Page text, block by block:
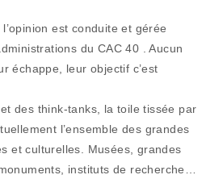
est conduite et gérée
du CAC 40 . Aucun
échappe, leur objectif c’est
des think-tanks, la toile tissée par
l’ensemble des grandes
et culturelles. Musées, grandes
instituts de recherche…